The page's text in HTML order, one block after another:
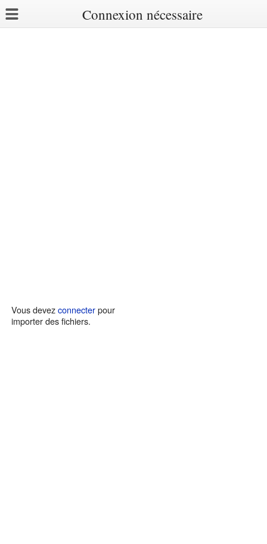
Connexion nécessaire
Vous devezconnecterpour
importer des fichiers.